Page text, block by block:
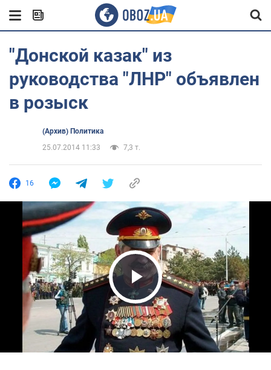
"Донской казак" из
руководства "ЛНР" объявлен
в розыск
(Архив) Политика
25.07.2014 11:33
7,3 т.
16
Play Video